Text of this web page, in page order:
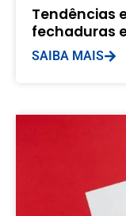
Tendências
fechaduras
SAIBA MAIS